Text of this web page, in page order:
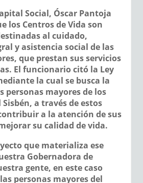
Social, Óscar Pantoja
los Centros de Vida son
al cuidado,
y asistencia social de las
que prestan sus servicios
El funcionario citó la Ley
la cual se busca la
personas mayores de los
Sisbén, a través de estos
a la atención de sus
su calidad de vida.
que materializa ese
Gobernadora de
gente, en este caso
personas mayores del